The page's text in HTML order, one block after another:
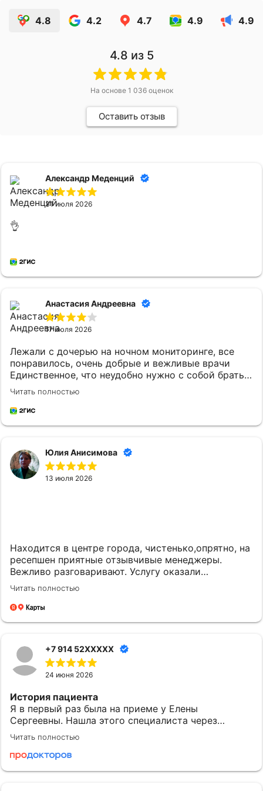
4.8 4.2 4.7 4.9 4.9
4.8 из 5
На основе 1 036оценок
Оставить отзыв
Александр Меденций
31 июля 2026
👌
Анастасия Андреевна
17 июля 2026
Лежали с дочерью на ночном мониторинге, все
понравилось, очень добрые и вежливые врачи
Единственное, что неудобно нужно с собой брать
постельное белье и маленькому ребенку
кипяченую воду
Читать полностью
Юлия Анисимова
13 июля 2026
Находится в центре города, чистенько,опрятно, на
ресепшен приятные отзывчивые менеджеры.
Вежливо разговаривают. Услугу оказали
качественно и вовремя. Однозначно придем еще.
Читать полностью
+7 914 52XXXXX
24 июня 2026
История пациента
Я в первый раз была на приеме у Елены
Сергеевны. Нашла этого специалиста через
приложение МедТочка. При выборе обратила
внимание на ее профессионализм. Перед
исследованием были предоставлены одноразовые
Читать полностью